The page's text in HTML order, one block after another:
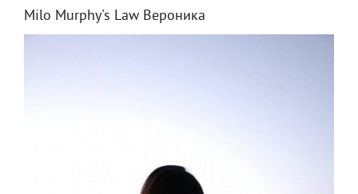
Milo Murphy's Law Вероника